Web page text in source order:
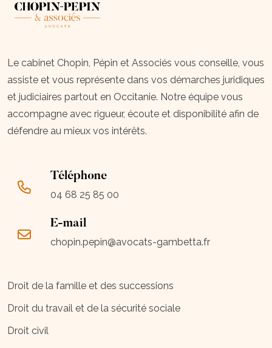
Le cabinet Chopin, Pépin et Associés vous conseille, vous
assiste et vous représente dans vos démarches juridiques
et judiciaires partout en Occitanie. Notre équipe vous
accompagne avec rigueur, écoute et disponibilité afin de
défendre au mieux vos intérêts.
Droit de la famille et des successions
Droit du travail et de la sécurité sociale
Droit civil
Téléphone
04 68 25 85 00
E-mail
chopin.pepin@avocats-gambetta.fr